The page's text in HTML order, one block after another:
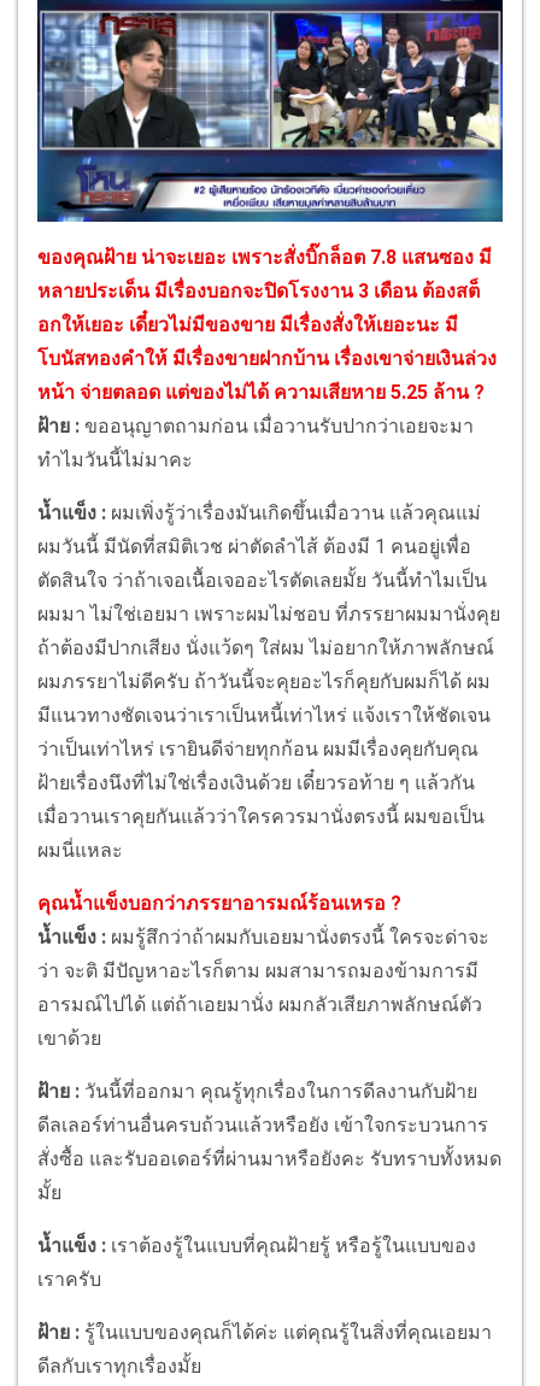
ของคุณฝ้าย น่าจะเยอะ เพราะสั่งบิ๊กล็อต 7.8 แสนซอง มี
หลายประเด็น มีเรื่องบอกจะปิดโรงงาน 3 เดือน ต้องสต็
อกให้เยอะ เดี๋ยวไม่มีของขาย มีเรื่องสั่งให้เยอะนะ มี
โบนัสทองคำให้ มีเรื่องขายฝากบ้าน เรื่องเขาจ่ายเงินล่วง
หน้า จ่ายตลอด แต่ของไม่ได้ ความเสียหาย 5.25 ล้าน ?
ฝ้าย : ขออนุญาตถามก่อน เมื่อวานรับปากว่าเอยจะมา
ทำไมวันนี้ไม่มาคะ
น้ำแข็ง : ผมเพิ่งรู้ว่าเรื่องมันเกิดขึ้นเมื่อวาน แล้วคุณแม่
ผมวันนี้ มีนัดที่สมิติเวช ผ่าตัดลำไส้ ต้องมี 1 คนอยู่เพื่อ
ตัดสินใจ ว่าถ้าเจอเนื้อเจออะไรตัดเลยมั้ย วันนี้ทำไมเป็น
ผมมา ไม่ใช่เอยมา เพราะผมไม่ชอบ ที่ภรรยาผมมานั่งคุย
ถ้าต้องมีปากเสียง นั่งแว้ดๆ ใส่ผม ไม่อยากให้ภาพลักษณ์
ผมภรรยาไม่ดีครับ ถ้าวันนี้จะคุยอะไรก็คุยกับผมก็ได้ ผม
มีแนวทางชัดเจนว่าเราเป็นหนี้เท่าไหร่ แจ้งเราให้ชัดเจน
ว่าเป็นเท่าไหร่ เรายินดีจ่ายทุกก้อน ผมมีเรื่องคุยกับคุณ
ฝ้ายเรื่องนึงที่ไม่ใช่เรื่องเงินด้วย เดี๋ยวรอท้าย ๆ แล้วกัน
เมื่อวานเราคุยกันแล้วว่าใครควรมานั่งตรงนี้ ผมขอเป็น
ผมนี่แหละ
คุณน้ำแข็งบอกว่าภรรยาอารมณ์ร้อนเหรอ ?
น้ำแข็ง : ผมรู้สึกว่าถ้าผมกับเอยมานั่งตรงนี้ ใครจะด่าจะ
ว่า จะติ มีปัญหาอะไรก็ตาม ผมสามารถมองข้ามการมี
อารมณ์ไปได้ แต่ถ้าเอยมานั่ง ผมกลัวเสียภาพลักษณ์ตัว
เขาด้วย
ฝ้าย : วันนี้ที่ออกมา คุณรู้ทุกเรื่องในการดีลงานกับฝ้าย
ดีลเลอร์ท่านอื่นครบถ้วนแล้วหรือยัง เข้าใจกระบวนการ
สั่งซื้อ และรับออเดอร์ที่ผ่านมาหรือยังคะ รับทราบทั้งหมด
มั้ย
น้ำแข็ง : เราต้องรู้ในแบบที่คุณฝ้ายรู้ หรือรู้ในแบบของ
เราครับ
ฝ้าย : รู้ในแบบของคุณก็ได้ค่ะ แต่คุณรู้ในสิ่งที่คุณเอยมา
ดีลกับเราทุกเรื่องมั้ย